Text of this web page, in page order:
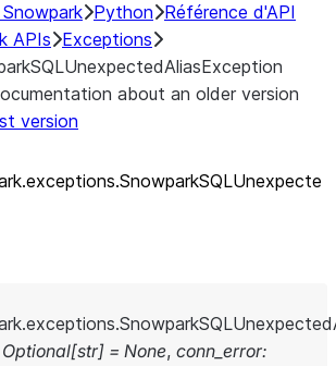
Python Référence d'API
APIs
Exceptions
about an older version
version
Optional[str] = None, conn_error: